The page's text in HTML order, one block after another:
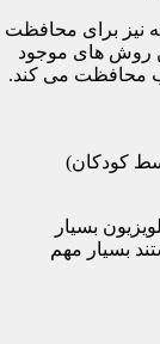
نیز برای محافظت
روش های موجود
محافظت می کند.
کودکان)
بسیار
بسیار مهم